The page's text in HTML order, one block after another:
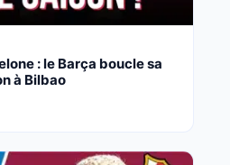
: le Barça boucle sa
à Bilbao